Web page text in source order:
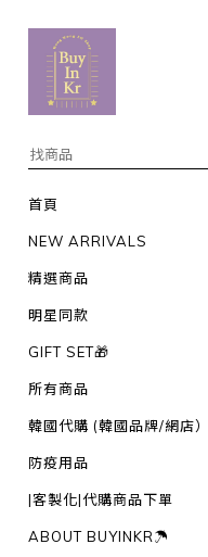
首頁
NEW ARRIVALS
精選商品
明星同款
GIFT SET🎁
所有商品
韓國代購 (韓國品牌/網店）
防疫用品
|客製化|代購商品下單
ABOUT BUYINKR☂︎